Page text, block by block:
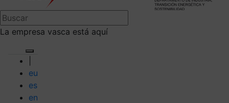
La empresa vasca está aquí
eu
es
en